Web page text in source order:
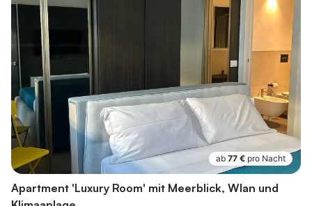
ab 77 € pro Nacht
Apartment 'Luxury Room' mit Meerblick, Wlan und